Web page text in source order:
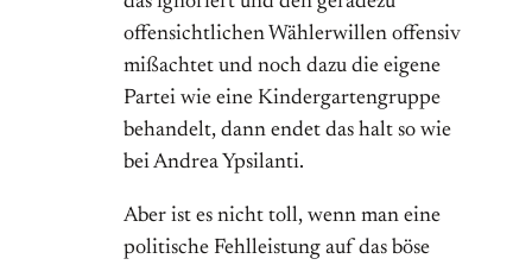
offensichtlichen Wählerwillen offensiv
mißachtet und noch dazu die eigene
Partei wie eine Kindergartengruppe
behandelt, dann endet das halt so wie
bei Andrea Ypsilanti.
Aber ist es nicht toll, wenn man eine
politische Fehlleistung auf das böse